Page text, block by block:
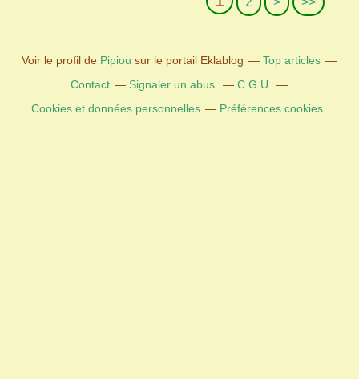
Voir le profil de Pipiou sur le portail Eklablog
Top articles
Contact
Signaler un abus
C.G.U.
Cookies et données personnelles
Préférences cookies